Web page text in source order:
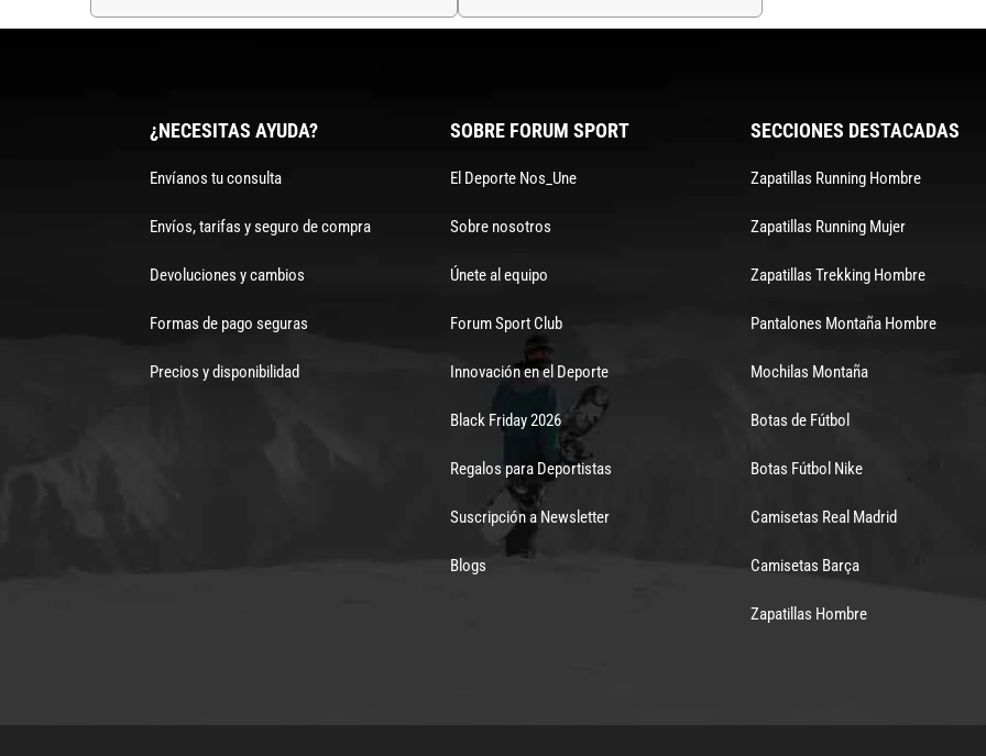
¿NECESITAS AYUDA?
Envíanos tu consulta
Envíos, tarifas y seguro de compra
Devoluciones y cambios
Formas de pago seguras
Precios y disponibilidad
SOBRE FORUM SPORT
El Deporte Nos_Une
Sobre nosotros
Únete al equipo
Forum Sport Club
Innovación en el Deporte
Black Friday 2026
Regalos para Deportistas
Suscripción a Newsletter
Blogs
SECCIONES DESTACADAS
Zapatillas Running Hombre
Zapatillas Running Mujer
Zapatillas Trekking Hombre
Pantalones Montaña Hombre
Mochilas Montaña
Botas de Fútbol
Botas Fútbol Nike
Camisetas Real Madrid
Camisetas Barça
Zapatillas Hombre